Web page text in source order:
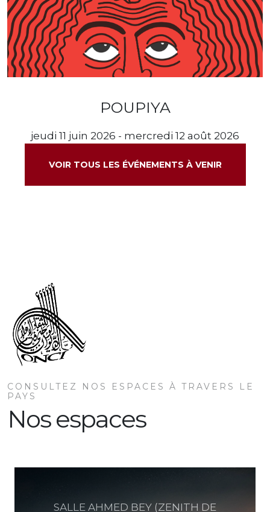
POUPIYA
jeudi 11 juin 2026 - mercredi 12 août 2026
VOIR TOUS LES ÉVÉNEMENTS À VENIR
CONSULTEZ NOS ESPACES À TRAVERS LE
PAYS
Nos espaces
SALLE AHMED BEY (ZENITH DE